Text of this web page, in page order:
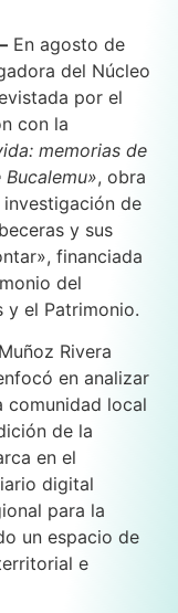
En agosto de
del Núcleo
por el
con la
memorias de
, obra
de
y sus
financiada
del
y el Patrimonio.
Rivera
en analizar
comunidad local
de la
en el
digital
para la
un espacio de
e